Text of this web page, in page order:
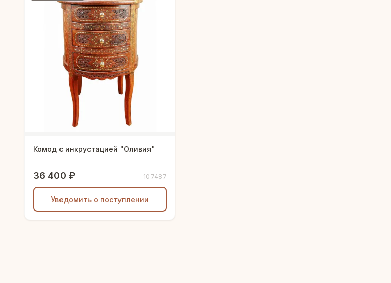
Комод с инкрустацией "Оливия"
36 400 ₽ 107487
Уведомить о поступлении